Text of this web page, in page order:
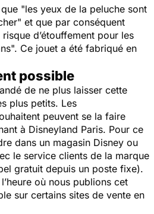
"les yeux de la peluche sont
et que par conséquent
d’étouffement pour les
Ce jouet a été fabriqué en
possible
de ne plus laisser cette
plus petits. Les
peuvent se la faire
à Disneyland Paris. Pour ce
dans un magasin Disney ou
le service clients de la marque
gratuit depuis un poste fixe).
où nous publions cet
sur certains sites de vente en